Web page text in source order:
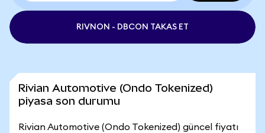
RIVNON - DBCON TAKAS ET
Rivian Automotive (Ondo Tokenized)
piyasa son durumu
Rivian Automotive (Ondo Tokenized) güncel fiyatı